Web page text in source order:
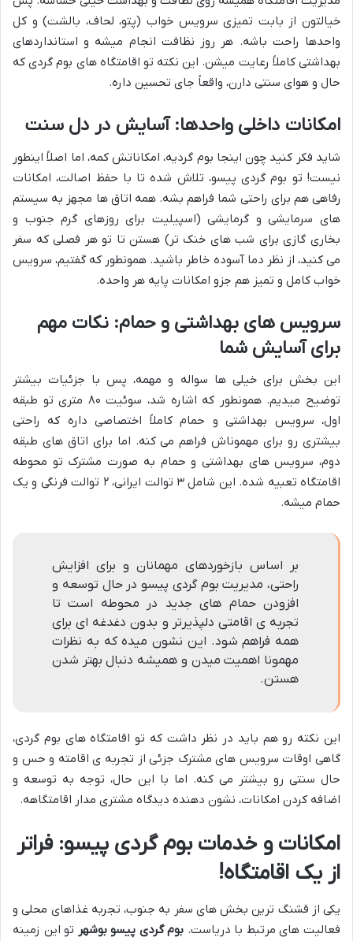
خیالتون از بابت تمیزی سرویس خواب (پتو، لحاف، بالشت) و کل
واحدها راحت باشه. هر روز نظافت انجام میشه و استانداردهای
بهداشتی کاملاً رعایت میشن. این نکته تو اقامتگاه های بوم گردی که
حال و هوای سنتی دارن، واقعاً جای تحسین داره.
امکانات داخلی واحدها: آسایش در دل سنت
شاید فکر کنید چون اینجا بوم گردیه، امکاناتش کمه، اما اصلاً اینطور
نیست! تو بوم گردی پیسو، تلاش شده تا با حفظ اصالت، امکانات
رفاهی هم برای راحتی شما فراهم بشه. همه اتاق ها مجهز به سیستم
های سرمایشی و گرمایشی (اسپیلیت برای روزهای گرم جنوب و
بخاری گازی برای شب های خنک تر) هستن تا تو هر فصلی که سفر
می کنید، از نظر دما آسوده خاطر باشید. همونطور که گفتیم، سرویس
خواب کامل و تمیز هم جزو امکانات پایه هر واحده.
سرویس های بهداشتی و حمام: نکات مهم
برای آسایش شما
این بخش برای خیلی ها سواله و مهمه، پس با جزئیات بیشتر
توضیح میدیم. همونطور که اشاره شد، سوئیت ۸۰ متری تو طبقه
اول، سرویس بهداشتی و حمام کاملاً اختصاصی داره که راحتی
بیشتری رو برای مهموناش فراهم می کنه. اما برای اتاق های طبقه
دوم، سرویس های بهداشتی و حمام به صورت مشترک تو محوطه
اقامتگاه تعبیه شده. این شامل ۳ توالت ایرانی، ۲ توالت فرنگی و یک
حمام میشه.
بر اساس بازخوردهای مهمانان و برای افزایش
راحتی، مدیریت بوم گردی پیسو در حال توسعه و
افزودن حمام های جدید در محوطه است تا
تجربه ی اقامتی دلپذیرتر و بدون دغدغه ای برای
همه فراهم شود. این نشون میده که به نظرات
مهمونا اهمیت میدن و همیشه دنبال بهتر شدن
هستن.
این نکته رو هم باید در نظر داشت که تو اقامتگاه های بوم گردی،
گاهی اوقات سرویس های مشترک جزئی از تجربه ی اقامته و حس و
حال سنتی رو بیشتر می کنه. اما با این حال، توجه به توسعه و
اضافه کردن امکانات، نشون دهنده دیدگاه مشتری مدار اقامتگاهه.
امکانات و خدمات بوم گردی پیسو: فراتر
از یک اقامتگاه!
یکی از قشنگ ترین بخش های سفر به جنوب، تجربه غذاهای محلی و
فعالیت های مرتبط با دریاست. بوم گردی پیسو بوشهر تو این زمینه